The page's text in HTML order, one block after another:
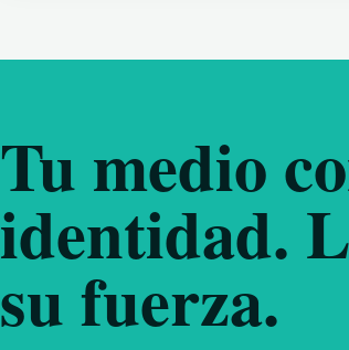
Tu medio
identidad.
su fuerza.